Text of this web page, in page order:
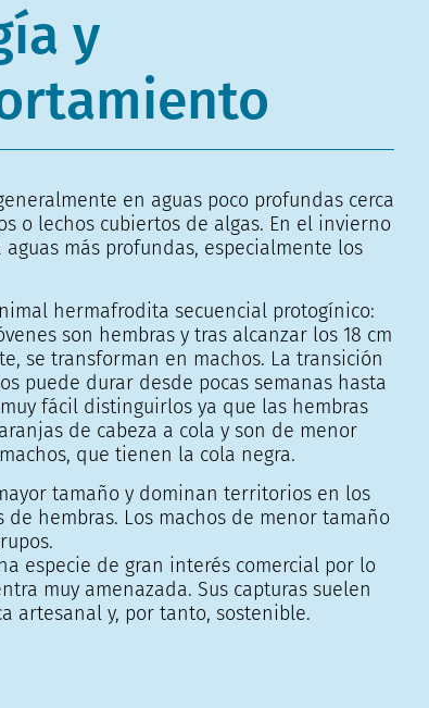
y
en aguas poco profundas cerca
o lechos cubiertos de algas. En el invierno
más profundas, especialmente los
hermafrodita secuencial protogínico:
son hembras y tras alcanzar los 18 cm
se transforman en machos. La transición
puede durar desde pocas semanas hasta
muy fácil distinguirlos ya que las hembras
de cabeza a cola y son de menor
que tienen la cola negra.
tamaño y dominan territorios en los
de hembras. Los machos de menor tamaño
especie de gran interés comercial por lo
muy amenazada. Sus capturas suelen
artesanal y, por tanto, sostenible.